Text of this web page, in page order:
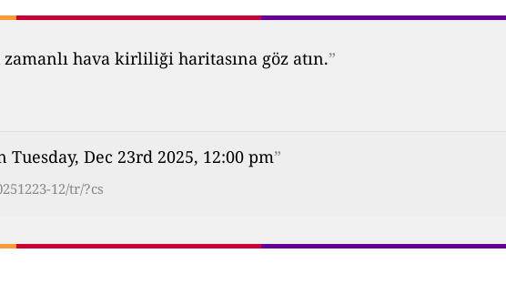
hava kirliliği haritasına göz atın.”
Tuesday, Dec 23rd 2025, 12:00 pm”
12/tr/?cs